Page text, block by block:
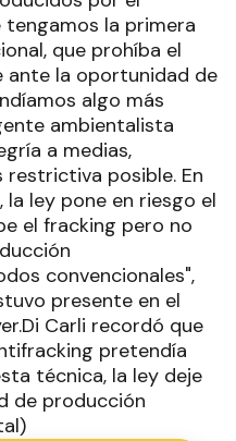
tengamos la primera
que prohíba el
ante la oportunidad de
algo más
ambientalista
a medias,
restrictiva posible. En
ley pone en riesgo el
el fracking pero no
convencionales",
presente en el
Carli recordó que
pretendía
técnica, la ley deje
de producción